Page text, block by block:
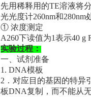
先用稀释用的TE溶液将
光光度计260nm和
① 浓度测定
A260下读值为1表示40 g
实验过程：
一、试剂准备
1. DNA模板
2．对应目的基因的特异
板DNA复制，而不能从